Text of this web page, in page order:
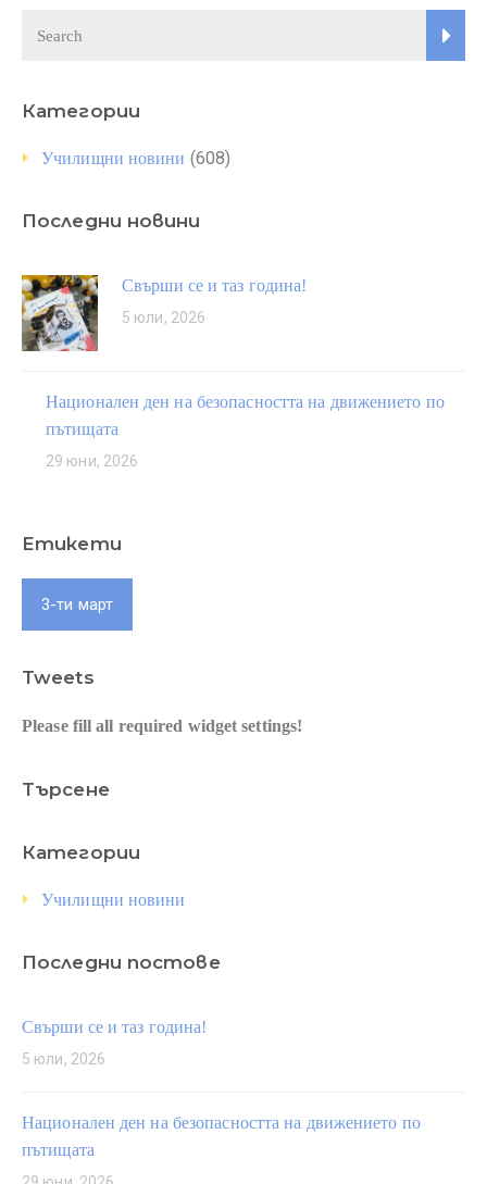
Категории
Училищни новини (608)
Последни новини
Свърши се и таз година!
5 юли, 2026
Национален ден на безопасността на движението по
пътищата
29 юни, 2026
Етикети
3-ти март
Tweets
Please fill all required widget settings!
Търсене
Категории
Училищни новини
Последни постове
Свърши се и таз година!
5 юли, 2026
Национален ден на безопасността на движението по
пътищата